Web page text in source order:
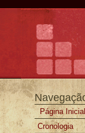
para
conteúdo.
navegação
Ferramentas
Pessoais
Página Inicial
Cronologia